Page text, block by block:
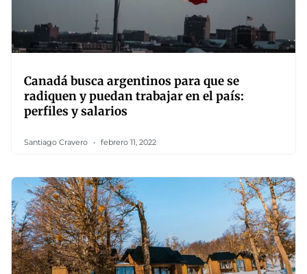
Canadá busca argentinos para que se
radiquen y puedan trabajar en el país:
perfiles y salarios
Santiago Cravero febrero 11, 2022